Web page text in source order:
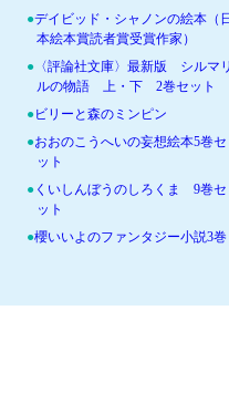
●デイビッド・シャノンの絵本（日
本絵本賞読者賞受賞作家）
●〈評論社文庫〉最新版 シルマリ
ルの物語 上・下 2巻セット
●ビリーと森のミンピン
●おおのこうへいの妄想絵本5巻セ
ット
●くいしんぼうのしろくま 9巻セ
ット
●櫻いいよのファンタジー小説3巻
ズ 3巻セット